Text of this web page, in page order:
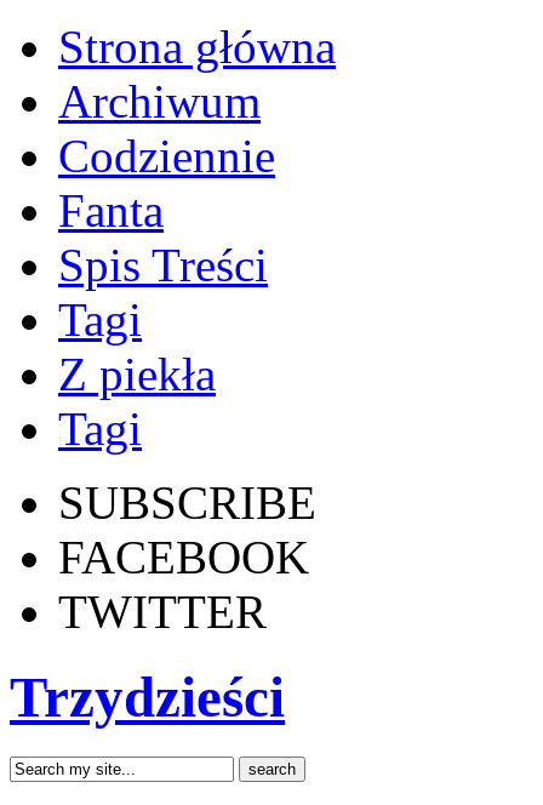
Strona główna
Archiwum
Codziennie
Fanta
Spis Treści
Tagi
Z piekła
Tagi
SUBSCRIBE
FACEBOOK
TWITTER
Trzydzieści